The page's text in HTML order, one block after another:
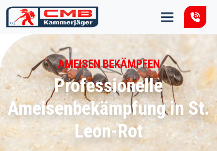
Zum Inhalt springen
AMEISEN BEKÄMPFEN
Professionelle
Ameisenbekämpfung in St.
Leon-Rot